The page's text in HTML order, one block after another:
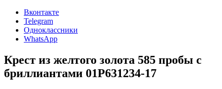
Вконтакте
Telegram
Одноклассники
WhatsApp
Крест из желтого золота 585 пробы с
бриллиантами 01Р631234-17